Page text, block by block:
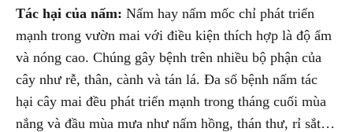
Tác hại của nấm: Nấm hay nấm mốc chỉ phát triển
mạnh trong vườn mai với điều kiện thích hợp là độ ẩm
và nóng cao. Chúng gây bệnh trên nhiều bộ phận của
cây như rễ, thân, cành và tán lá. Đa số bệnh nấm tác
hại cây mai đều phát triển mạnh trong tháng cuối mùa
nắng và đầu mùa mưa như nấm hồng, thán thư, rỉ sắt…